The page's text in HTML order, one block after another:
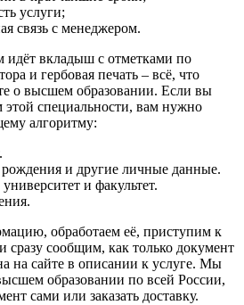
услуги;
связь с менеджером.
идёт вкладыш с отметками по
и гербовая печать – всё, что
о высшем образовании. Если вы
этой специальности, вам нужно
алгоритму:
и другие личные данные.
и факультет.
обработаем её, приступим к
сразу сообщим, как только документ
на сайте в описании к услуге. Мы
образовании по всей России,
сами или заказать доставку.